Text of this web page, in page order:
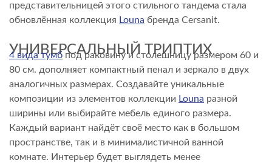
представительницей этого стильного тандема стала
обновлённая коллекция Louna бренда Cersanit.
УНИВЕРСАЛЬНЫЙ ТРИПТИХ
4 вида тумб под раковину и столешницу размером 60 и
80 см. дополняет компактный пенал и зеркало в двух
аналогичных размерах. Создавайте уникальные
композиции из элементов коллекции Louna разной
ширины или выбирайте мебель единого размера.
Каждый вариант найдёт своё место как в большом
пространстве, так и в минималистичной ванной
комнате. Интерьер будет выглядеть менее